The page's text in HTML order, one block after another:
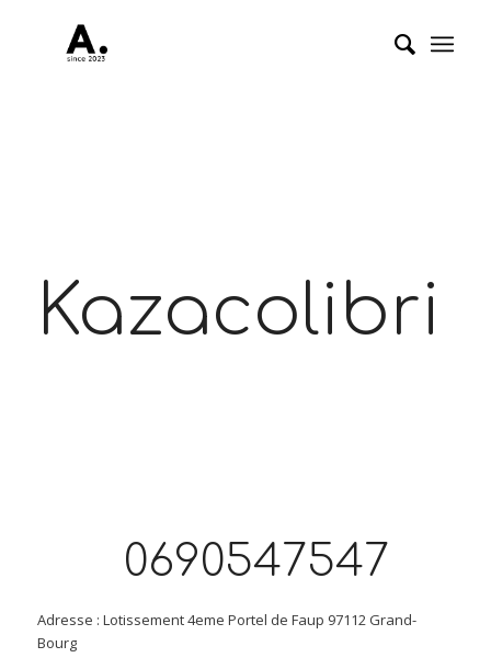
Kazacolibri
0690547547
Adresse : Lotissement 4eme Portel de Faup 97112 Grand-
Bourg